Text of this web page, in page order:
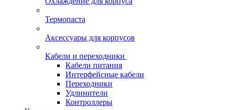
Термопаста
Аксессуары для корпусов
Кабели и переходники
Кабели питания
Интерфейсные кабели
Переходники
Удлинители
Контроллеры